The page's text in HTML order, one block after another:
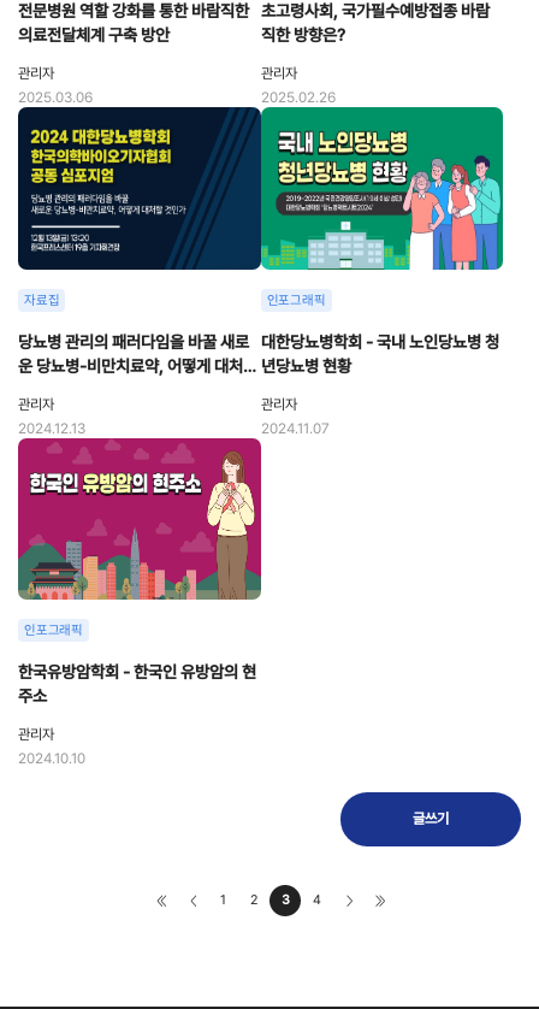
전문병원 역할 강화를 통한 바람직한
의료전달체계 구축 방안
관리자
2025.03.06
초고령사회, 국가필수예방접종 바람
직한 방향은?
관리자
2025.02.26
자료집
당뇨병 관리의 패러다임을 바꿀 새로
운 당뇨병-비만치료약, 어떻게 대처할
관리자
2024.12.13
인포그래픽
대한당뇨병학회 - 국내 노인당뇨병 청
년당뇨병 현황
관리자
2024.11.07
인포그래픽
한국유방암학회 - 한국인 유방암의 현
주소
관리자
2024.10.10
글쓰기
<< < 1 2 3 4 > >>